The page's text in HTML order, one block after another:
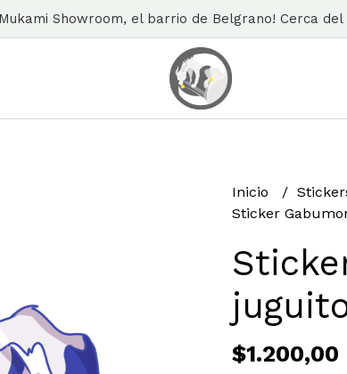
Showroom, el barrio de Belgrano! Cerca
Inicio
Sticker
$1.200,00